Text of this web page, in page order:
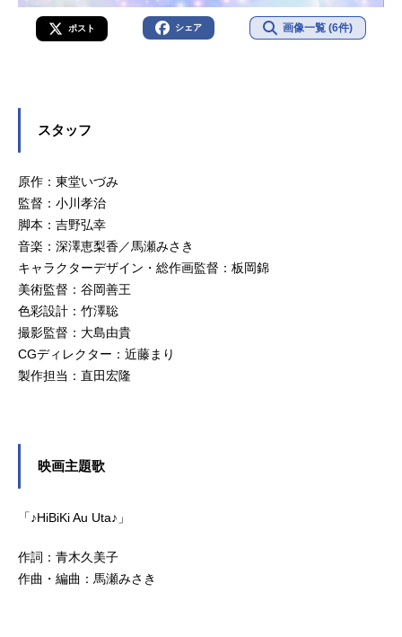
ポスト シェア 画像一覧 (6件)
スタッフ
原作：東堂いづみ
監督：小川孝治
脚本：吉野弘幸
音楽：深澤恵梨香／馬瀬みさき
キャラクターデザイン・総作画監督：板岡錦
美術監督：谷岡善王
色彩設計：竹澤聡
撮影監督：大島由貴
CGディレクター：近藤まり
製作担当：直田宏隆
映画主題歌
「♪HiBiKi Au Uta♪」
作詞：青木久美子
作曲・編曲：馬瀬みさき